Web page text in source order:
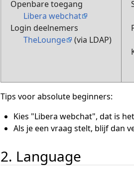
Openbare toegang
Libera webchat
Login deelnemers
TheLounge
(via LDAP)
Tips voor absolute beginners:
Kies "Libera webchat", dat is
Als je een vraag stelt, blijf dan
2. Language